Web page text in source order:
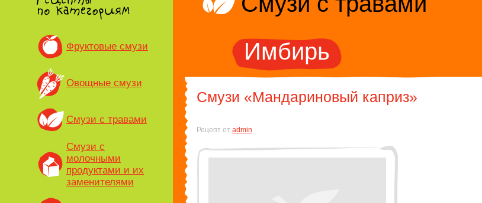
Фруктовые смузи
Овощные смузи
Смузи с травами
Смузи с
молочными
продуктами и их
заменителями
Имбирь
Смузи «Мандариновый каприз»
Рецепт от admin